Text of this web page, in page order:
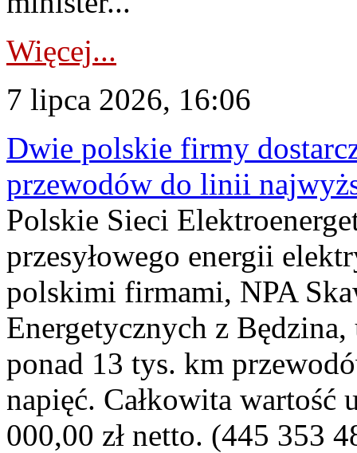
Więcej...
7 lipca 2026, 16:06
Dwie polskie firmy
przewodów do linii
Polskie Sieci
przesyłowego energii
polskimi firmami, NPA
Energetycznych z
ponad 13 tys. km
napięć. Całkowita
000,00 zł netto. (445 353